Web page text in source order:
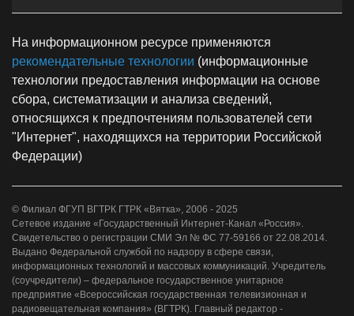
На информационном ресурсе применяются
рекомендательные технологии (информационные
технологии предоставления информации на основе
сбора, систематизации и анализа сведений,
относящихся к предпочтениям пользователей сети
"Интернет", находящихся на территории Российской
Федерации)
© Филиал ФГУП ВГТРК ГТРК «Вятка», 2006 - 2025
Сетевое издание «Государственный Интернет-Канал «Россия».
Свидетельство о регистрации СМИ Эл № ФС 77-59166 от 22.08.2014.
Выдано Федеральной службой по надзору в сфере связи,
информационных технологий и массовых коммуникаций. Учредитель
(соучредители) – федеральное государственное унитарное
предприятие «Всероссийская государственная телевизионная и
радиовещательная компания» (ВГТРК). Главный редактор -